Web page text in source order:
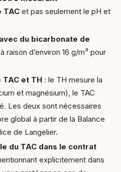
TAC et pas seulement le pH et
du bicarbonate de
raison d’environ 16 g/m³ pour
et TH : le TH mesure la
et magnésium), le TAC
Les deux sont nécessaires
global à partir de la Balance
de Langelier.
du TAC dans le contrat
explicitement dans